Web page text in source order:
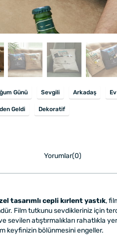
Günü Sevgili Arkadaş Ev
Geldi Dekoratif
Yorumlar(0)
tasarımlı cepli kırlent yastık,
Film tutkunu sevdikleriniz için
sevilen atıştırmalıkları rahatlıkla
keyfinizin bölünmesini engeller.